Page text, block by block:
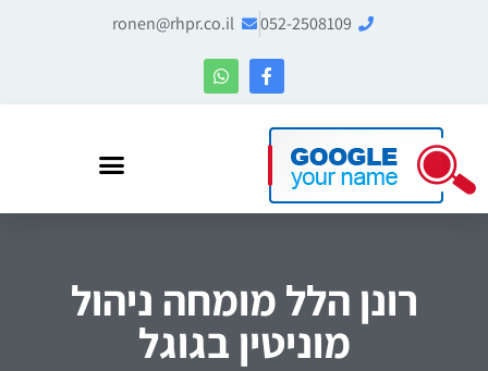
052-2508109
ronen@rhpr.co.il
רונן הלל מומחה ניהול
מוניטין בגוגל